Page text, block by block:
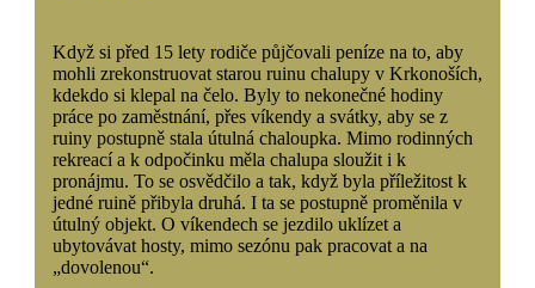
Když si před 15 lety rodiče půjčovali peníze na to, aby
mohli zrekonstruovat starou ruinu chalupy v Krkonoších,
kdekdo si klepal na čelo. Byly to nekonečné hodiny
práce po zaměstnání, přes víkendy a svátky, aby se z
ruiny postupně stala útulná chaloupka. Mimo rodinných
rekreací a k odpočinku měla chalupa sloužit i k
pronájmu. To se osvědčilo a tak, když byla příležitost k
jedné ruině přibyla druhá. I ta se postupně proměnila v
útulný objekt. O víkendech se jezdilo uklízet a
ubytovávat hosty, mimo sezónu pak pracovat a na
„dovolenou“.